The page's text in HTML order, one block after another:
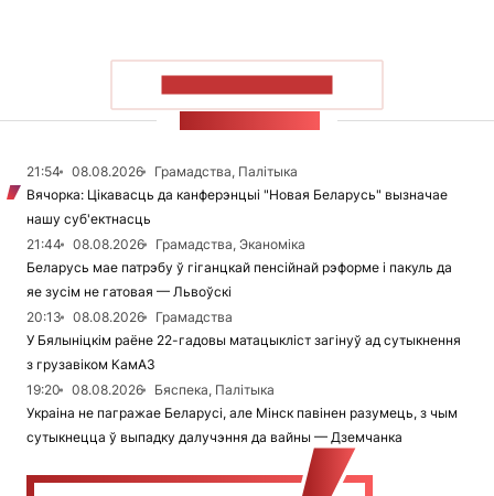
21:54 08.08.2026
Грамадства, Палітыка
Вячорка: Цікавасць да канферэнцыі "Новая Беларусь" вызначае
нашу суб'ектнасць
21:44
08.08.2026
Грамадства, Эканоміка
Беларусь мае патрэбу ў гіганцкай пенсійнай рэформе і пакуль да
яе зусім не гатовая — Львоўскі
20:13
08.08.2026
Грамадства
У Бялыніцкім раёне 22-гадовы матацыкліст загінуў ад сутыкнення
з грузавіком КамАЗ
19:20
08.08.2026
Бяспека, Палітыка
Украіна не пагражае Беларусі, але Мінск павінен разумець, з чым
сутыкнецца ў выпадку далучэння да вайны — Дземчанка